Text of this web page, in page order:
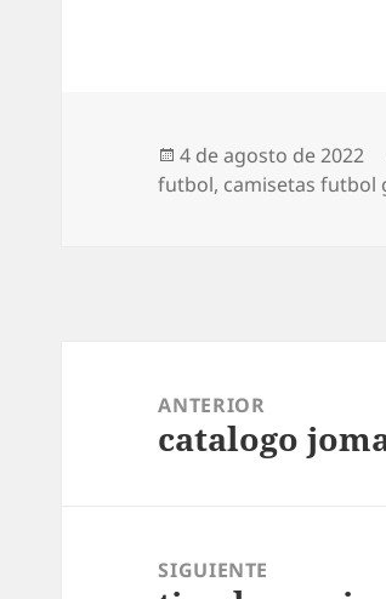
Publicado
el
4 de agosto de 2022
futbol, camisetas futbol
entradas
ANTERIOR
Entrada
catalogo
SIGUIENTE